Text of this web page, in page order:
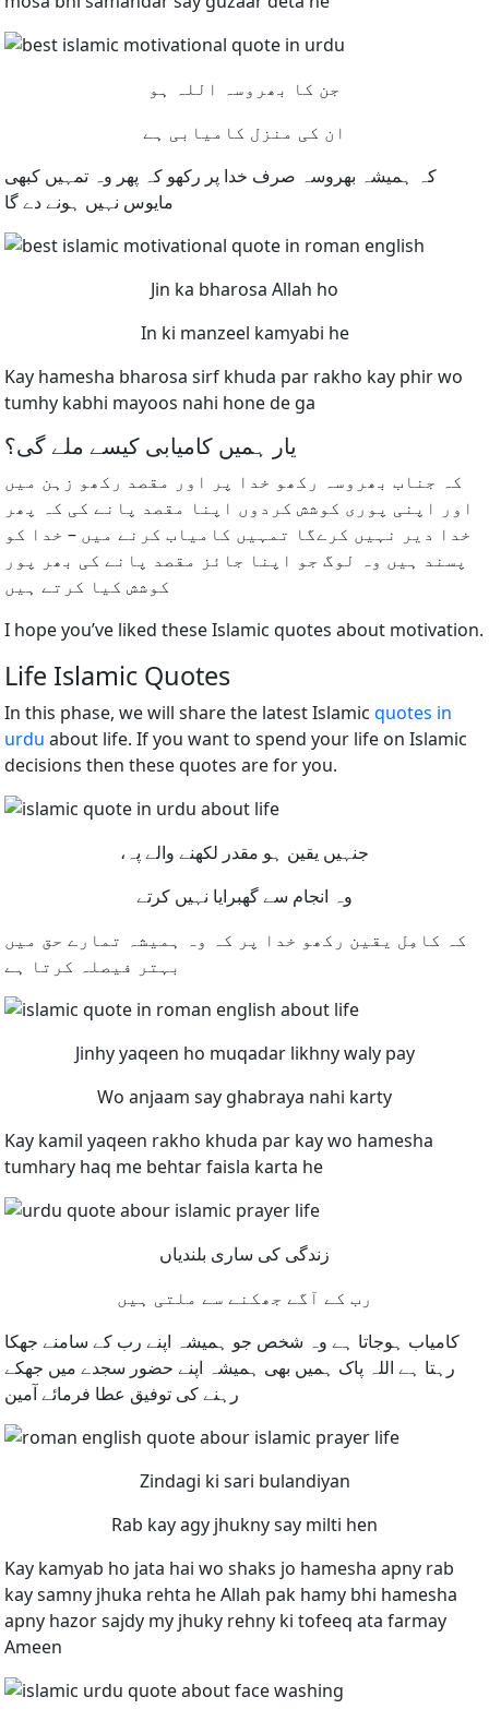
جن کا بھروسہ اللہ ہو
ان کی منزل کامیابی ہے
کہ ہمیشہ بھروسہ صرف خدا پر رکھو کہ پھر وہ تمہیں کبھی
مایوس نہیں ہونے دے گا
Jin ka bharosa Allah ho
In ki manzeel kamyabi he
Kay hamesha bharosa sirf khuda par rakho kay phir wo
tumhy kabhi mayoos nahi hone de ga
یار ہمیں کامیابی کیسے ملے گی؟
کہ جناب بھروسہ رکھو خدا پر اور مقصد رکھو زہن میں
اور اپنی پوری کوشش کردوں اپنا مقصد پانے کی کہ پھر
خدا دیر نہیں کرےگا تمہیں کامیاب کرنے میں – خدا کو
پسند ہیں وہ لوگ جو اپنا جائز مقصد پانے کی بھر پور
کوشش کیا کرتے ہیں
I hope you’ve liked these Islamic quotes about motivation.
Life Islamic Quotes
In this phase, we will share the latest Islamicquotes in
urdu about life. If you want to spend your life on Islamic
decisions then these quotes are for you.
،جنہیں یقین ہو مقدر لکھنے والے پہ
وہ انجام سے گھبرایا نہیں کرتے
کہ کامِل یقین رکھو خدا پر کہ وہ ہمیشہ تمارے حق میں
بہتر فیصلہ کرتا ہے
Jinhy yaqeen ho muqadar likhny waly pay
Wo anjaam say ghabraya nahi karty
Kay kamil yaqeen rakho khuda par kay wo hamesha
tumhary haq me behtar faisla karta he
زندگی کی ساری بلندیاں
رب کے آگے جھکنے سے ملتی ہیں
کامیاب ہوجاتا ہے وہ شخص جو ہمیشہ اپنے رب کے سامنے جھکا
رہتا ہے اللہ پاک ہمیں بھی ہمیشہ اپنے حضور سجدے میں جھکے
رہنے کی توفیق عطا فرمائے آمین
Zindagi ki sari bulandiyan
Rab kay agy jhukny say milti hen
Kay kamyab ho jata hai wo shaks jo hamesha apny rab
kay samny jhuka rehta he Allah pak hamy bhi hamesha
apny hazor sajdy my jhuky rehny ki tofeeq ata farmay
Ameen